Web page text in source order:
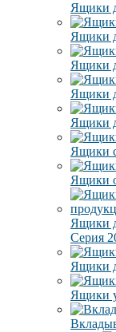
Ящики
Ящики
Ящики
Ящики
Ящики
Ящики
Ящики
Ящики
Серия
Ящики
Ящики